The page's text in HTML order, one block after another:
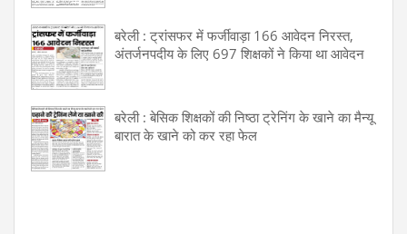
बरेली : ट्रांसफर में फर्जीवाड़ा 166 आवेदन निरस्त,
अंतर्जनपदीय के लिए 697 शिक्षकों ने किया था आवेदन
बरेली : बेसिक शिक्षकों की निष्ठा ट्रेनिंग के खाने का मैन्यू
बारात के खाने को कर रहा फेल